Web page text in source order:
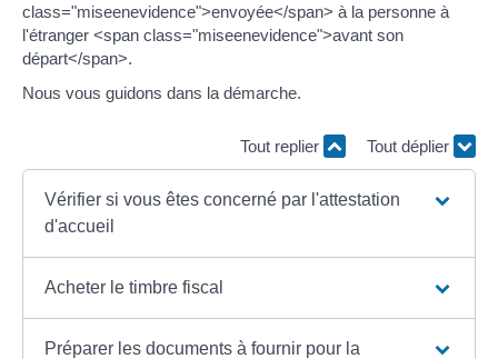
class="miseenevidence">envoyée</span> à la personne à
l'étranger <span class="miseenevidence">avant son
départ</span>.
Nous vous guidons dans la démarche.
Tout replier Tout déplier
Vérifier si vous êtes concerné par l'attestation
d'accueil
Acheter le timbre fiscal
Préparer les documents à fournir pour la